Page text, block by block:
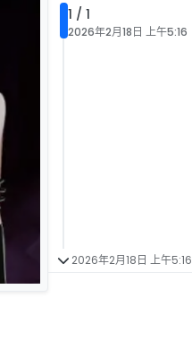
1 / 1
2026年2月18日 上午5:16
2026年2月18日 上午5:16